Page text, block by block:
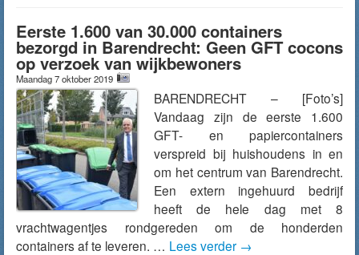
Eerste 1.600 van 30.000 containers
bezorgd in Barendrecht: Geen GFT cocons
op verzoek van wijkbewoners
Maandag 7 oktober 2019
BARENDRECHT – [Foto’s]
Vandaag zijn de eerste 1.600
GFT- en papiercontainers
verspreid bij huishoudens in en
om het centrum van Barendrecht.
Een extern ingehuurd bedrijf
heeft de hele dag met 8
vrachtwagentjes rondgereden om de honderden
containers af te leveren. … Lees verder →